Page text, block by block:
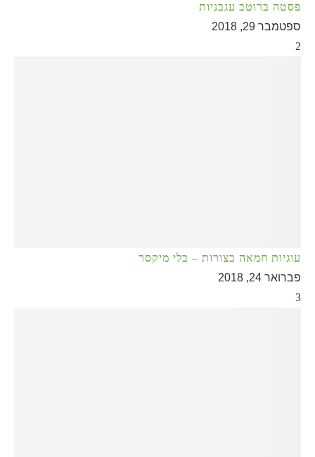
פסטה ברוטב עגבניות
ספטמבר 29, 2018
2
עוגיות חמאה בצורות – בלי מיקסר
פברואר 24, 2018
3